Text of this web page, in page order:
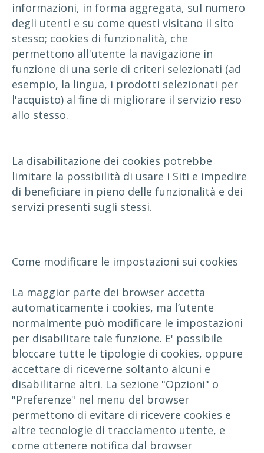
informazioni, in forma aggregata, sul numero
degli utenti e su come questi visitano il sito
stesso; cookies di funzionalità, che
permettono all'utente la navigazione in
funzione di una serie di criteri selezionati (ad
esempio, la lingua, i prodotti selezionati per
l'acquisto) al fine di migliorare il servizio reso
allo stesso.
La disabilitazione dei cookies potrebbe
limitare la possibilità di usare i Siti e impedire
di beneficiare in pieno delle funzionalità e dei
servizi presenti sugli stessi.
Come modificare le impostazioni sui cookies
La maggior parte dei browser accetta
automaticamente i cookies, ma l’utente
normalmente può modificare le impostazioni
per disabilitare tale funzione. E' possibile
bloccare tutte le tipologie di cookies, oppure
accettare di riceverne soltanto alcuni e
disabilitarne altri. La sezione "Opzioni" o
"Preferenze" nel menu del browser
permettono di evitare di ricevere cookies e
altre tecnologie di tracciamento utente, e
come ottenere notifica dal browser